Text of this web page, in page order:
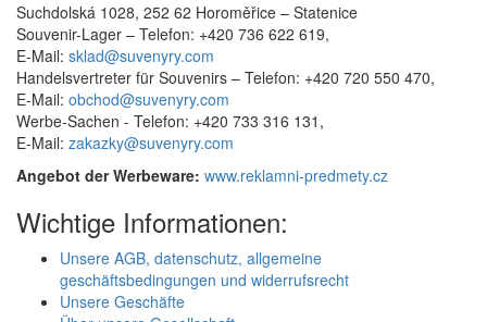
Suchdolská 1028, 252 62 Horoměřice – Statenice
Souvenir-Lager – Telefon: +420 736 622 619,
E-Mail: sklad@suvenyry.com
Handelsvertreter für Souvenirs – Telefon: +420 720 550 470,
E-Mail: obchod@suvenyry.com
Werbe-Sachen - Telefon: +420 733 316 131,
E-Mail: zakazky@suvenyry.com
Angebot der Werbeware: www.reklamni-predmety.cz
Wichtige Informationen:
Unsere AGB, datenschutz, allgemeine
geschäftsbedingungen und widerrufsrecht
Unsere Geschäfte